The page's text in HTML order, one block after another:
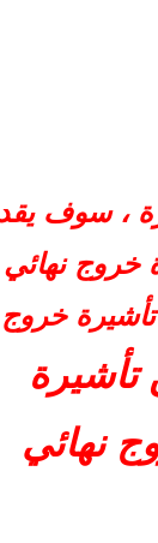
، سوف
خروج نهائي
خروج
تأشيرة
نهائي